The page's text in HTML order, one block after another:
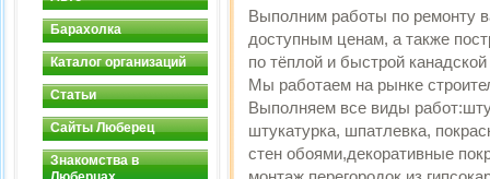
Барахолка
Каталог организаций
Статьи
Сайты Люберец
Знакомства в
Выполним работы по ремонту
доступным ценам, а также
по тёплой и быстрой канадской
Мы работаем на рынке
Выполняем все виды
штукатурка, шпатлевка,
стен обоями,декоративные